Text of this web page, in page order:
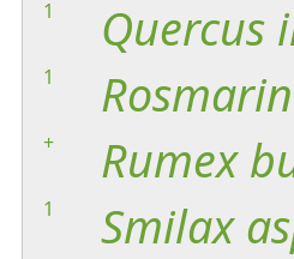
1 Quercus
1
+ Rumex
1 Smilax